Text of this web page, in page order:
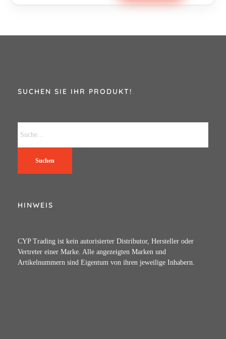
SUCHEN SIE IHR PRODUKT!
Suchen
HINWEIS
CYP Trading ist kein autorisierter Distributor, Hersteller oder
Vertreter einer Marke. Alle angezeigten Marken und
Artikelnummern sind Eigentum von ihren jeweilige Inhabern.